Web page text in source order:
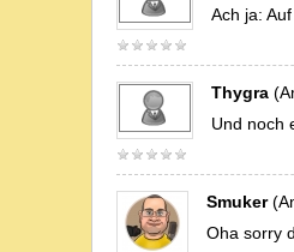
Ach ja:
Thygra
Und noch
Smuker
Oha sorry